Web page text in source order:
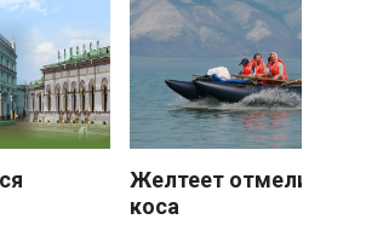
Желтеет отмели
коса